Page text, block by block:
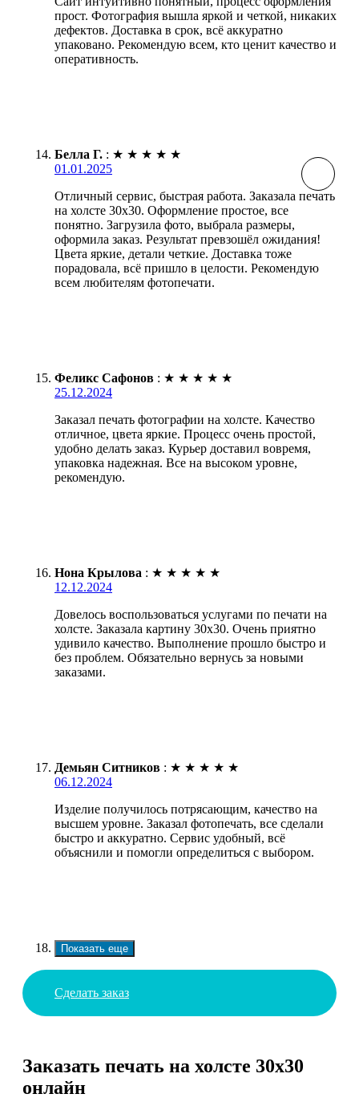
прост. Фотография вышла яркой и четкой, никаких
дефектов. Доставка в срок, всё аккуратно
упаковано. Рекомендую всем, кто ценит качество и
оперативность.
Белла Г. : ★ ★ ★ ★ ★
01.01.2025
Отличный сервис, быстрая работа. Заказала печать
на холсте 30х30. Оформление простое, все
понятно. Загрузила фото, выбрала размеры,
оформила заказ. Результат превзошёл ожидания!
Цвета яркие, детали четкие. Доставка тоже
порадовала, всё пришло в целости. Рекомендую
всем любителям фотопечати.
Феликс Сафонов : ★ ★ ★ ★ ★
25.12.2024
Заказал печать фотографии на холсте. Качество
отличное, цвета яркие. Процесс очень простой,
удобно делать заказ. Курьер доставил вовремя,
упаковка надежная. Все на высоком уровне,
рекомендую.
Нона Крылова : ★ ★ ★ ★ ★
12.12.2024
Довелось воспользоваться услугами по печати на
холсте. Заказала картину 30х30. Очень приятно
удивило качество. Выполнение прошло быстро и
без проблем. Обязательно вернусь за новыми
заказами.
Демьян Ситников : ★ ★ ★ ★ ★
06.12.2024
Изделие получилось потрясающим, качество на
высшем уровне. Заказал фотопечать, все сделали
быстро и аккуратно. Сервис удобный, всё
объяснили и помогли определиться с выбором.
Показать еще
Сделать заказ
Заказать печать на холсте 30х30
онлайн